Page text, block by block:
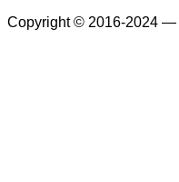
Copyright © 2016-2024 —